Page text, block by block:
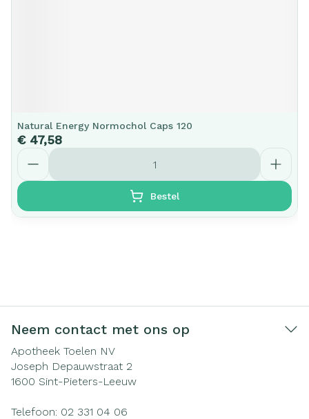
Natural Energy Normochol Caps 120
€ 47,58
Aantal
Bestel
Neem contact met ons op
Apotheek Toelen NV
Joseph Depauwstraat 2
1600 Sint-Pieters-Leeuw
Telefoon: 02 331 04 06